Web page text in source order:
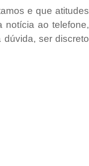
e que atitudes
notícia ao telefone,
ser discreto